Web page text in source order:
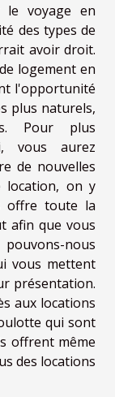
voyage en
des types de
avoir droit.
logement en
l'opportunité
plus naturels,
Pour plus
vous aurez
de nouvelles
location, on y
offre toute la
afin que vous
nous
vous mettent
présentation.
aux locations
qui sont
offrent même
des locations